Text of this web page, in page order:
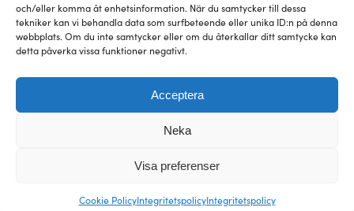
och/eller komma åt enhetsinformation. När du samtycker till dessa
tekniker kan vi behandla data som surfbeteende eller unika ID:n på denna
webbplats. Om du inte samtycker eller om du återkallar ditt samtycke kan
detta påverka vissa funktioner negativt.
Acceptera
Neka
Visa preferenser
Cookie PolicyIntegritetspolicyIntegritetspolicy
Dockline, flätad polyester, Ø14 mm,
Dockline, flätad polyester, Ø14 mm,